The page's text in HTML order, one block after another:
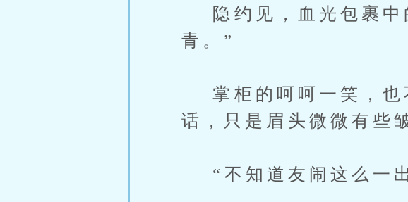
隐约见，血光包裹中
青。”
掌柜的呵呵一笑，也
话，只是眉头微微有些
“不知道友闹这么一